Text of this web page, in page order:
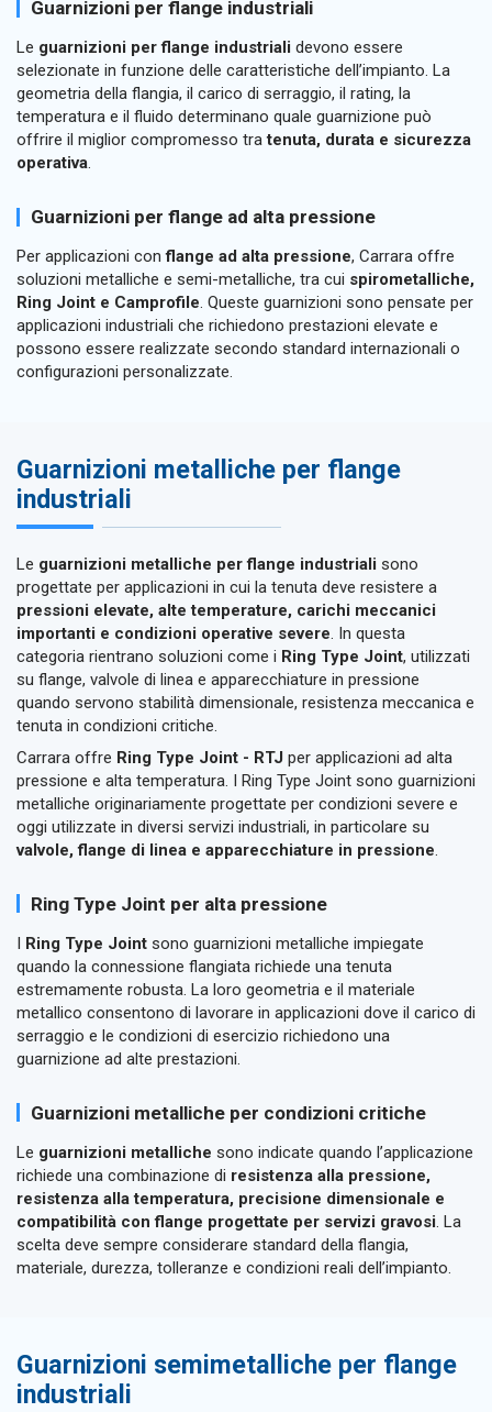
Guarnizioni per flange industriali
Le guarnizioni per flange industriali devono essere
selezionate in funzione delle caratteristiche dell’impianto. La
geometria della flangia, il carico di serraggio, il rating, la
temperatura e il fluido determinano quale guarnizione può
offrire il miglior compromesso tratenuta, durata e sicurezza
operativa.
Guarnizioni per flange ad alta pressione
Per applicazioni conflange ad alta pressione, Carrara offre
soluzioni metalliche e semi-metalliche, tra cui spirometalliche,
Ring Joint e Camprofile. Queste guarnizioni sono pensate per
applicazioni industriali che richiedono prestazioni elevate e
possono essere realizzate secondo standard internazionali o
configurazioni personalizzate.
Guarnizioni metalliche per flange
industriali
Le guarnizioni metalliche per flange industriali sono
progettate per applicazioni in cui la tenuta deve resistere a
pressioni elevate, alte temperature, carichi meccanici
importanti e condizioni operative severe. In questa
categoria rientrano soluzioni come i Ring Type Joint, utilizzati
su flange, valvole di linea e apparecchiature in pressione
quando servono stabilità dimensionale, resistenza meccanica e
tenuta in condizioni critiche.
Carrara offre Ring Type Joint - RTJ per applicazioni ad alta
pressione e alta temperatura. I Ring Type Joint sono guarnizioni
metalliche originariamente progettate per condizioni severe e
oggi utilizzate in diversi servizi industriali, in particolare su
valvole, flange di linea e apparecchiature in pressione.
Ring Type Joint per alta pressione
I Ring Type Joint sono guarnizioni metalliche impiegate
quando la connessione flangiata richiede una tenuta
estremamente robusta. La loro geometria e il materiale
metallico consentono di lavorare in applicazioni dove il carico di
serraggio e le condizioni di esercizio richiedono una
guarnizione ad alte prestazioni.
Guarnizioni metalliche per condizioni critiche
Le guarnizioni metalliche sono indicate quando l’applicazione
richiede una combinazione di resistenza alla pressione,
resistenza alla temperatura, precisione dimensionale e
compatibilità con flange progettate per servizi gravosi. La
scelta deve sempre considerare standard della flangia,
materiale, durezza, tolleranze e condizioni reali dell’impianto.
Guarnizioni semimetalliche per flange
industriali